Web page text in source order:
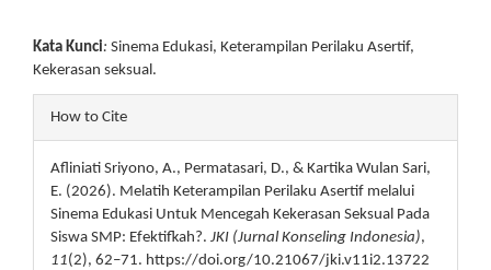
Kata Kunci: Sinema Edukasi, Keterampilan Perilaku Asertif,
Kekerasan seksual.
Article
Details
How to Cite
Afliniati Sriyono, A., Permatasari, D., & Kartika Wulan Sari,
E. (2026). Melatih Keterampilan Perilaku Asertif melalui
Sinema Edukasi Untuk Mencegah Kekerasan Seksual Pada
Siswa SMP: Efektifkah?. JKI (Jurnal Konseling Indonesia),
11(2), 62–71. https://doi.org/10.21067/jki.v11i2.13722